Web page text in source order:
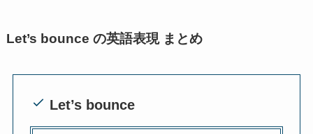
Let’s bounce の英語表現 まとめ
Let’s bounce